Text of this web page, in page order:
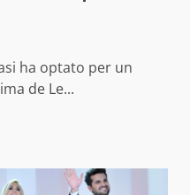
ha optato per un
de Le...